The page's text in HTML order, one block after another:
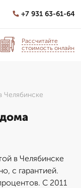
+7 931 63-61-64
Рассчитайте
стоимость онлайн
Челябинске
в Челябинске
с гарантией.
С 2011